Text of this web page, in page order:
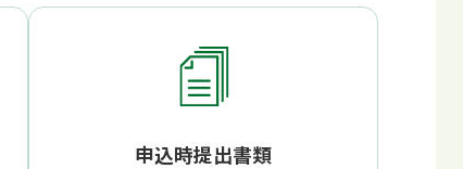
申込時提出書類